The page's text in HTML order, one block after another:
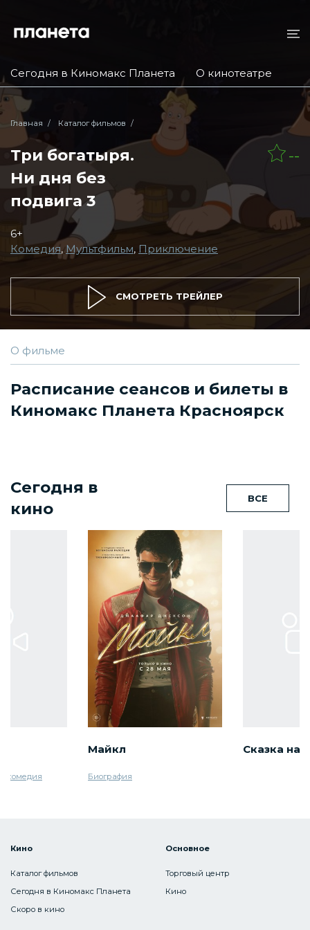
Сегодня в Киномакс Планета О кинотеатре
Главная Каталог фильмов
Три богатыря.
Ни дня без
подвига 3
6+
Комедия, Мультфильм, Приключение
--
СМОТРЕТЬ ТРЕЙЛЕР
О фильме
Расписание сеансов и билеты в
Киномакс Планета Красноярск
Сегодня в
кино
ВСЕ
Майкл
Биография
Сказка на
Кино
Каталог фильмов
Сегодня в Киномакс Планета
Скоро в кино
Основное
Торговый центр
Кино